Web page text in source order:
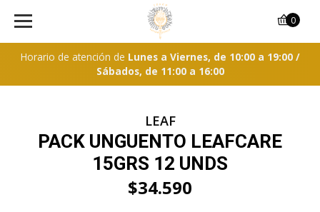
Horario de atención de Lunes a Viernes, de 10:00 a 19:00 /
Sábados, de 11:00 a 16:00
0
LEAF
PACK UNGUENTO LEAFCARE
15GRS 12 UNDS
$34.590